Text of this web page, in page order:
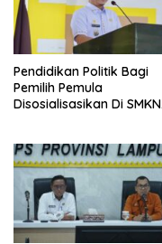
Pendidikan Politik Bagi
Pemilih Pemula
Disosialisasikan Di SMKN